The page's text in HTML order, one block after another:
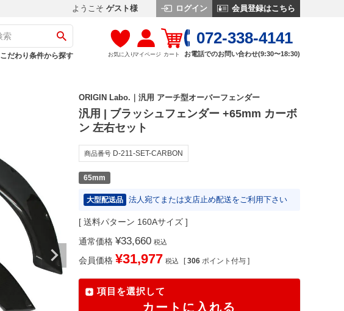
ようこそ ゲスト様 ログイン 会員登録はこちら
こだわり条件から探す お気に入りマイページ カート
072-338-4141
お電話でのお問い合わせ(9:30〜18:30)
ORIGIN Labo.｜汎用 アーチ型オーバーフェンダー
汎用 | ブラッシュフェンダー +65mm カーボ
ン 左右セット
商品番号 D-211-SET-CARBON
65mm
大型配送品 法人宛てまたは支店止め配送をご利用下さい
送料パターン 160Aサイズ
通常価格 ¥33,660 税込
会員価格 ¥31,977 税込 [ 306 ポイント付与 ]
項目を選択して
カートに入れる